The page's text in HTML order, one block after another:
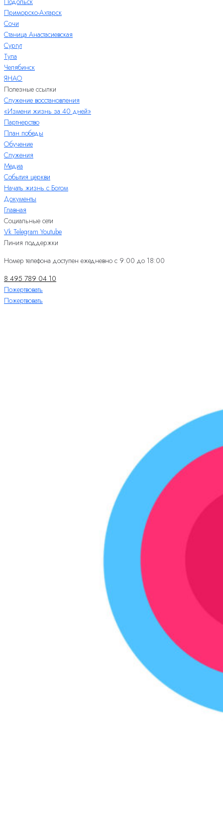
Приморско-Ахтарск
Сочи
Станица Анастасиевская
Сургут
Тула
Челябинск
ЯНАО
Полезные ссылки
Служение восстановления
«Измени жизнь за 40 дней»
Партнерство
План победы
Обучение
Служения
Медиа
События церкви
Начать жизнь с Богом
Документы
Главная
Социальные сети
Vk Telegram Youtube
Линия поддержки
Номер телефона доступен ежедневно с 9:00 до 18:00
8 495 789 04 10
Пожертвовать
Пожертвовать